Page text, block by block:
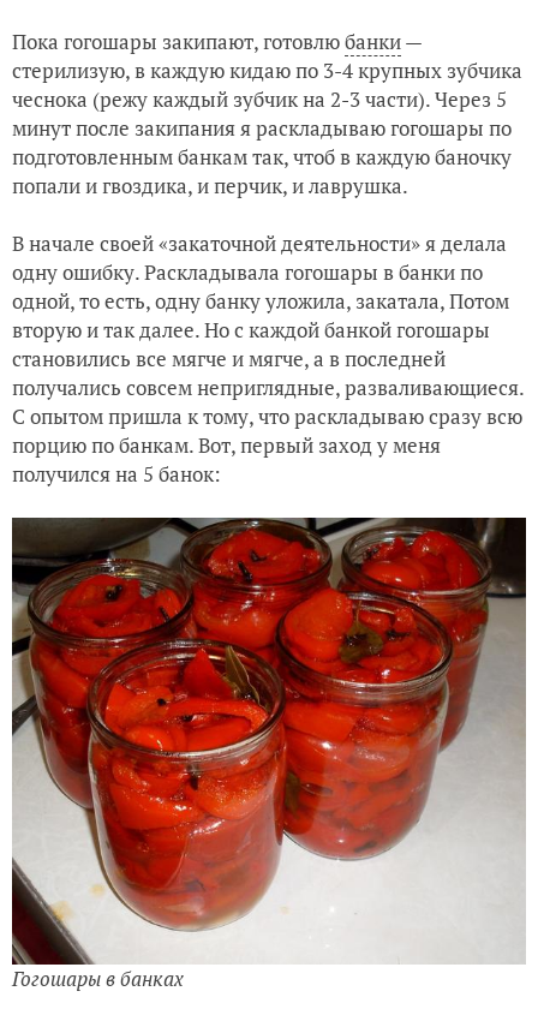
Пока гогошары закипают, готовлюбанки—
стерилизую, в каждую кидаю по 3-4 крупных зубчика
чеснока (режу каждый зубчик на 2-3 части). Через 5
минут после закипания я раскладываю гогошары по
подготовленным банкам так, чтоб в каждую баночку
попали и гвоздика, и перчик, и лаврушка.
В начале своей «закаточной деятельности» я делала
одну ошибку. Раскладывала гогошары в банки по
одной, то есть, одну банку уложила, закатала, Потом
вторую и так далее. Но с каждой банкой гогошары
становились все мягче и мягче, а в последней
получались совсем неприглядные, разваливающиеся.
С опытом пришла к тому, что раскладываю сразу всю
порцию по банкам. Вот, первый заход у меня
получился на 5 банок:
Гогошары в банках